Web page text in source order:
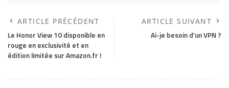
ARTICLE PRÉCÉDENT
Le Honor View 10 disponible en
rouge en exclusivité et en
édition limitée sur Amazon.fr !
ARTICLE SUIVANT
Ai-je besoin d’un VPN ?